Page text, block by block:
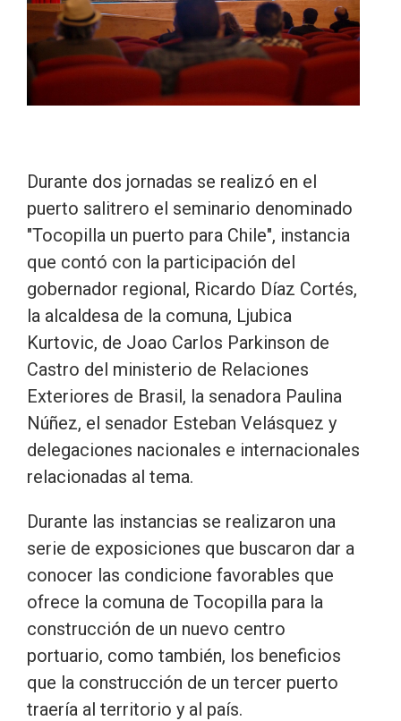
Durante dos jornadas se realizó en el
puerto salitrero el seminario denominado
"Tocopilla un puerto para Chile", instancia
que contó con la participación del
gobernador regional, Ricardo Díaz Cortés,
la alcaldesa de la comuna, Ljubica
Kurtovic, de Joao Carlos Parkinson de
Castro del ministerio de Relaciones
Exteriores de Brasil, la senadora Paulina
Núñez, el senador Esteban Velásquez y
delegaciones nacionales e internacionales
relacionadas al tema.
Durante las instancias se realizaron una
serie de exposiciones que buscaron dar a
conocer las condicione favorables que
ofrece la comuna de Tocopilla para la
construcción de un nuevo centro
portuario, como también, los beneficios
que la construcción de un tercer puerto
traería al territorio y al país.